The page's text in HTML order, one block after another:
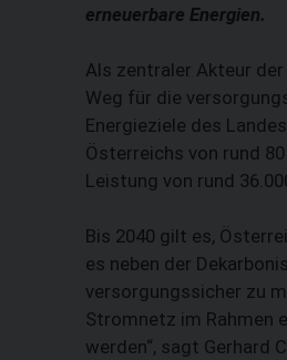
erneuerbare Energien.
Als zentraler Akteur
Weg für die
Energieziele des
Österreichs von rund
Leistung von rund
Bis 2040 gilt es,
es neben der
versorgungssicher zu
Stromnetz im Rahmen
werden“, sagt Gerhard